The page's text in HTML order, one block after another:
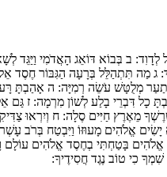
לְדָוִד: ב בְּבוֹא דּוֹאֵג הָאֲדֹמִי וַיַּגֵּד
ג מַה תִּתְהַלֵּל בְּרָעָה הַגִּבּוֹר חֶסֶד אֵל
מְלֻטָּשׁ עֹשֵׂה רְמִיָּה: ה אָהַבְתָּ
כָל דִּבְרֵי בָלַע לְשׁוֹן מִרְמָה: ז גַּם
מֵאֶרֶץ חַיִּים סֶלָה: ח וְיִרְאוּ
אֱלֹהִים מָעוּזּוֹ וַיִּבְטַח בְּרֹב
אֱלֹהִים בָּטַחְתִּי בְחֶסֶד אֱלֹהִים עוֹלָם
כִי טוֹב נֶגֶד חֲסִידֶיךָ: